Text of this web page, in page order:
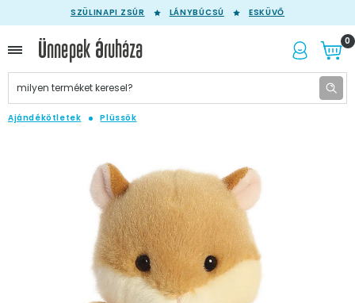
SZÜLINAPI ZSÚR LÁNYBÚCSÚ ESKÜVŐ
0
Ajándékötletek Plüssök